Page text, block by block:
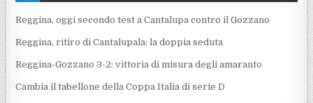
Reggina, oggi secondo test a Cantalupa contro il Gozzano
Reggina, ritiro di Cantalupala: la doppia seduta
Reggina-Gozzano 3-2: vittoria di misura degli amaranto
Cambia il tabellone della Coppa Italia di serie D